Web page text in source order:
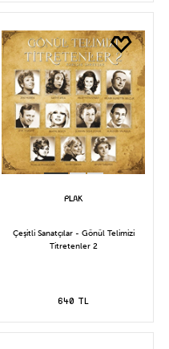
Çeşitli Sanatçılar - Gönül Telimizi
Titretenler 2
640 TL